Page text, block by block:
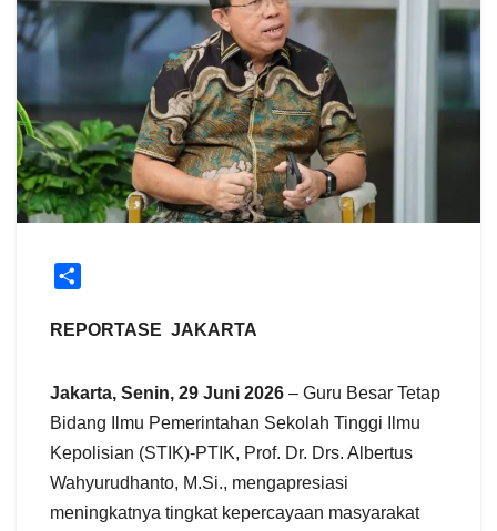
a
REPORTASE JAKARTA
Jakarta, Senin, 29 Juni 2026 – Guru Besar Tetap
Bidang Ilmu Pemerintahan Sekolah Tinggi Ilmu
Kepolisian (STIK)-PTIK, Prof. Dr. Drs. Albertus
Wahyurudhanto, M.Si., mengapresiasi
meningkatnya tingkat kepercayaan masyarakat